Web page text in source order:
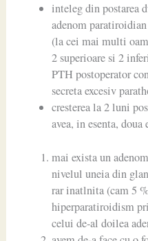
inteleg din postarea
adenom
(la cei mai multi
2 superioare si 2
PTH postoperator
secreta excesiv
cresterea la 2 luni
avea, in esenta,
mai exista un
nivelul uneia din
rar inatlnita (cam 5
hiperparatiroidism
celui de-al doilea